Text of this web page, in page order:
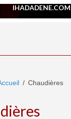
IHADADENE.COM
Chaudières